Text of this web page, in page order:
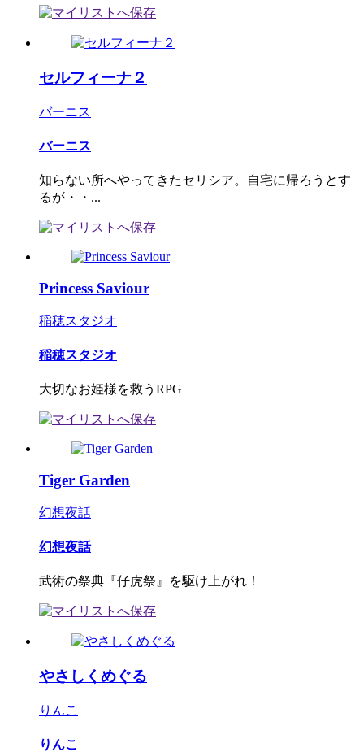
セルフィーナ２
バーニス
バーニス
知らない所へやってきたセリシア。自宅に帰ろうとす
るが・・...
Princess Saviour
稲穂スタジオ
稲穂スタジオ
大切なお姫様を救うRPG
Tiger Garden
幻想夜話
幻想夜話
武術の祭典『仔虎祭』を駆け上がれ！
やさしくめぐる
りんこ
りんこ